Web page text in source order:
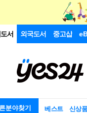
서 외국도서 중고샵
분야찾기 베스트 신상품